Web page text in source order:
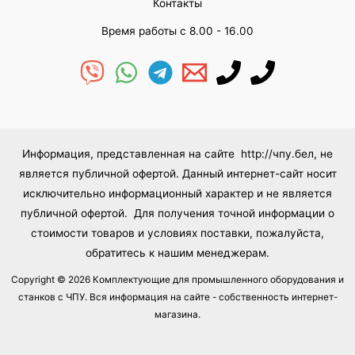
Контакты
Время работы с 8.00 - 16.00
Информация, представленная на сайте http://чпу.бел, не
является публичной офертой. Данный интернет-сайт носит
исключительно информационный характер и не является
публичной офертой. Для получения точной информации о
стоимости товаров и условиях поставки, пожалуйста,
обратитесь к нашим менеджерам.
Copyright © 2026 Комплектующие для промышленного оборудования и
станков с ЧПУ. Вся информация на сайте - собственность интернет-
магазина.